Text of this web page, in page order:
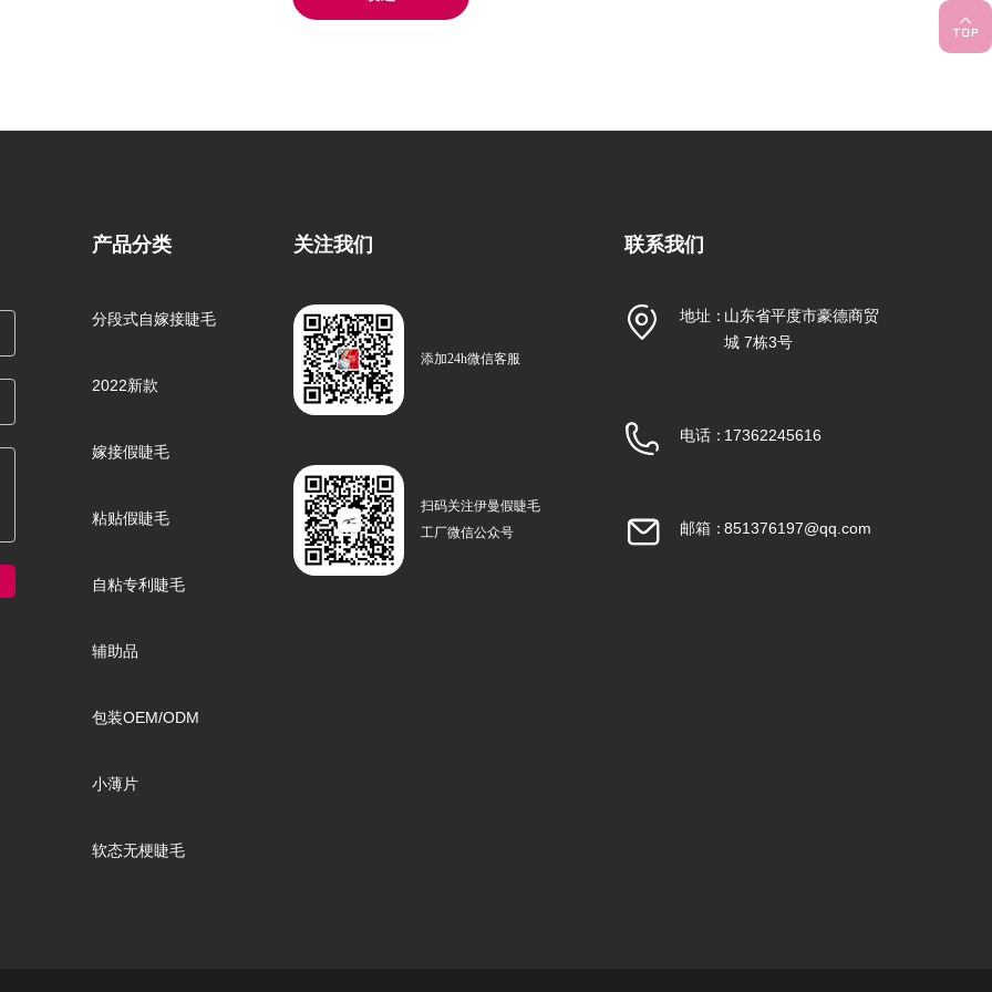
产品分类
分段式自嫁接睫毛
2022新款
嫁接假睫毛
粘贴假睫毛
自粘专利睫毛
辅助品
包装OEM/ODM
小薄片
软态无梗睫毛
关注我们
添加24h微信客服
扫码关注伊曼假睫毛
工厂微信公众号
联系我们
地址：山东省平度市豪德商贸
城 7栋3号
电话：17362245616
邮箱：851376197@qq.com